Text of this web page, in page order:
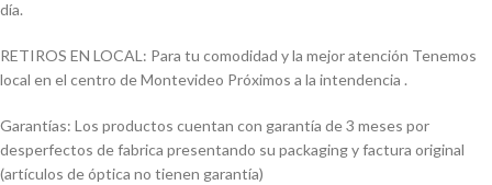
día.
RETIROS EN LOCAL: Para tu comodidad y la mejor atención Tenemos
local en el centro de Montevideo Próximos a la intendencia .
Garantías: Los productos cuentan con garantía de 3 meses por
desperfectos de fabrica presentando su packaging y factura original
(artículos de óptica no tienen garantía)